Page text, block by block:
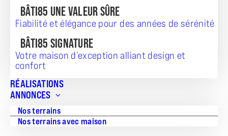
BÂTI85 UNE VALEUR SÛRE
Fiabilité et élégance pour des années de sérénité
BÂTI85 SIGNATURE
Votre maison d’exception alliant design et
confort
RÉALISATIONS
ANNONCES
Nos terrains
Nos terrains avec maison
TERRAIN + MAISON
218 077